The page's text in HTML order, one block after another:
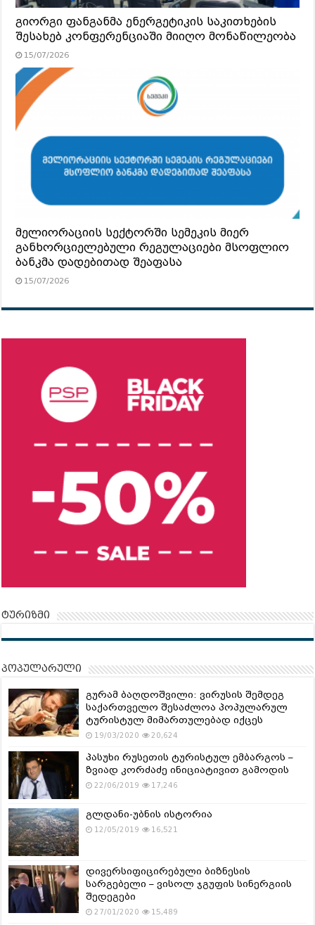
გიორგი ფანგანმა ენერგეტიკის საკითხების
შესახებ კონფერენციაში მიიღო მონაწილეობა
15/07/2026
მელიორაციის სექტორში სემეკის მიერ
განხორციელებული რეგულაციები მსოფლიო
ბანკმა დადებითად შეაფასა
15/07/2026
ტურიზმი
პოპულარული
გურამ ბაღდოშვილი: ვირუსის შემდეგ
საქართველო შესაძლოა პოპულარულ
ტურისტულ მიმართულებად იქცეს
19/03/2020 20,624
პასუხი რუსეთის ტურისტულ ემბარგოს –
ზვიად კორძაძე ინიციატივით გამოდის
22/06/2019 17,246
გლდანი-უბნის ისტორია
12/05/2019 16,521
დივერსიფიცირებული ბიზნესის
სარგებელი – ვისოლ ჯგუფის სინერგიის
შედეგები
27/01/2020 15,489